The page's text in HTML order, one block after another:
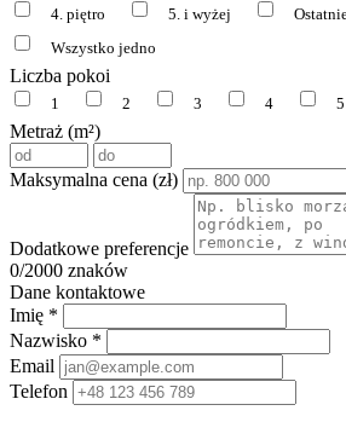
4. piętro
5. i wyżej
Wszystko jedno
Liczba pokoi
1 2 3 4 5
Metraż (m²)
Maksymalna cena (zł)
Dodatkowe preferencje
0/2000 znaków
Dane kontaktowe
Imię *
Nazwisko *
Email
Telefon